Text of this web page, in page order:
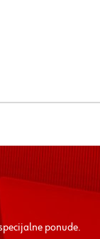
ponude.